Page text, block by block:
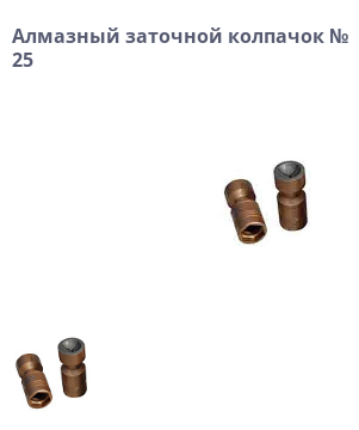
Алмазный заточной колпачок №
25